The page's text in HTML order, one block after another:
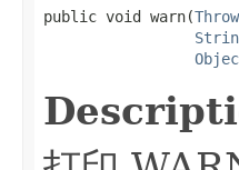
public void warn(